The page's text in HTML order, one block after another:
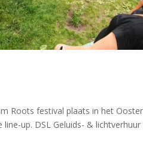
Roots festival plaats in het
up. DSL Geluids- & lichtverhuur